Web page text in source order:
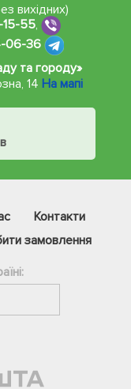
вихідних)
15-55,
06-36
та городу»
14 На мапі
Контакти
замовлення